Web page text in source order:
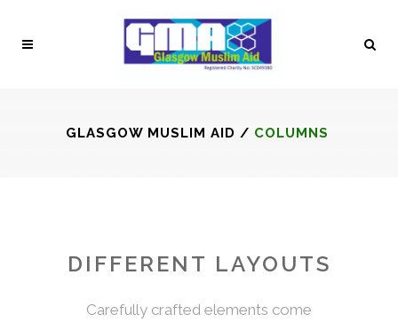
GLASGOW MUSLIM AID / COLUMNS
DIFFERENT LAYOUTS
Carefully crafted elements come